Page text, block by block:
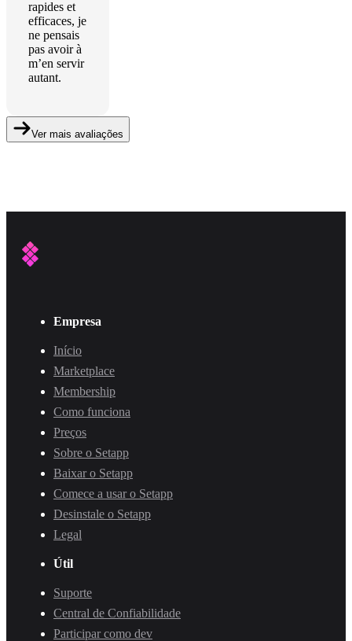
rapides et
efficaces, je
ne pensais
pas avoir à
m’en servir
autant.
Ver mais avaliações
Empresa
Início
Marketplace
Membership
Como funciona
Preços
Sobre o Setapp
Baixar o Setapp
Comece a usar o Setapp
Desinstale o Setapp
Legal
Útil
Suporte
Central de Confiabilidade
Participar como dev